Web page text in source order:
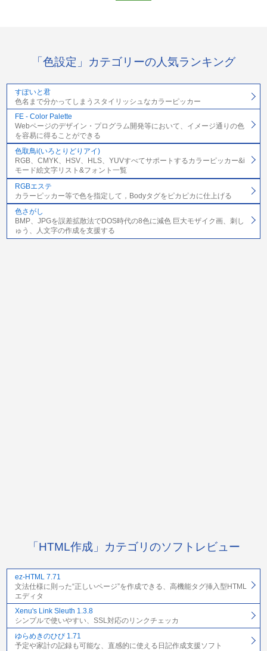
「色設定」カテゴリーの人気ランキング
すぽいと君
色名まで分かってしまうスタイリッシュなカラーピッカー
FE - Color Palette
Webページのデザイン・プログラム開発等において、イメージ通りの色
を容易に得ることができる
色取鳥i(いろとりどりアイ)
RGB、CMYK、HSV、HLS、YUVすべてサポートするカラーピッカー&i
モード絵文字リスト&フォント一覧
RGBエステ
カラーピッカー等で色を指定して，Bodyタグをピカピカに仕上げる
色さがし
BMP、JPGを誤差拡散法でDOS時代の8色に減色 巨大モザイク画、刺し
ゅう、人文字の作成を支援する
「HTML作成」カテゴリのソフトレビュー
ez-HTML 7.71
文法仕様に則った“正しいページ”を作成できる、高機能タグ挿入型HTML
エディタ
Xenu's Link Sleuth 1.3.8
シンプルで使いやすい、SSL対応のリンクチェッカ
ゆらめきのひび 1.71
予定や家計の記録も可能な、直感的に使える日記作成支援ソフト